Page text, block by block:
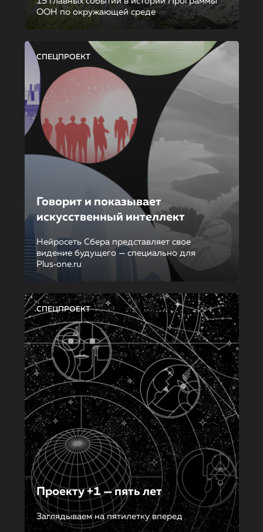
ООН по окружающей среде
СПЕЦПРОЕКТ
Говорит и показывает
искусственный интеллект
Нейросеть Сбера представляет свое
видение будущего — специально для
Plus‑one.ru
СПЕЦПРОЕКТ
Проекту +1 — пять лет
Заглядываем на пятилетку вперед